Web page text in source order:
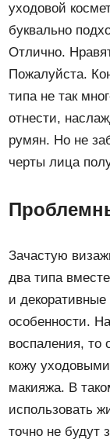
уходовой
буквально
Отлично.
Пожалуйста.
типа не так
отнести,
румян. Но не
черты лица
Зачастую
два типа
и
особенности.
воспаления, то
кожу
макияжа. В
использовать
точно не будут